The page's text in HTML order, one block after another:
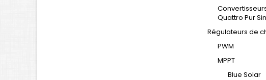
Quattro Pur
Régulateurs de
PWM
MPPT
Blue Solar